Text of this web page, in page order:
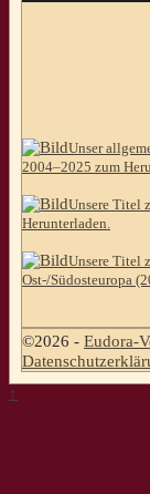
Unser
2004–2025 zum
Unsere Titel
Herunterladen.
Unsere Titel
Ost-/Südosteuropa
©2026 - Eudora-
↑